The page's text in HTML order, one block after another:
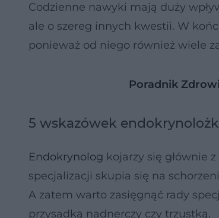
Codzienne nawyki mają duży
ale o szereg innych kwestii. W
ponieważ od niego również wiele
Poradnik
5 wskazówek
Endokrynolog kojarzy się głównie
specjalizacji skupia się na
A zatem warto zasięgnąć rady
przysadką nadnerczy czy trzustką.